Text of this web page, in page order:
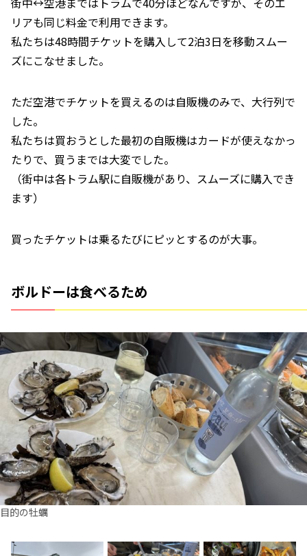
リアも同じ料金で利用できます。
私たちは48時間チケットを購入して2泊3日を移動スムー
ズにこなせました。
ただ空港でチケットを買えるのは自販機のみで、大行列で
した。
私たちは買おうとした最初の自販機はカードが使えなかっ
たりで、買うまでは大変でした。
（街中は各トラム駅に自販機があり、スムーズに購入でき
ます）
買ったチケットは乗るたびにピッとするのが大事。
ボルドーは食べるため
目的の牡蠣